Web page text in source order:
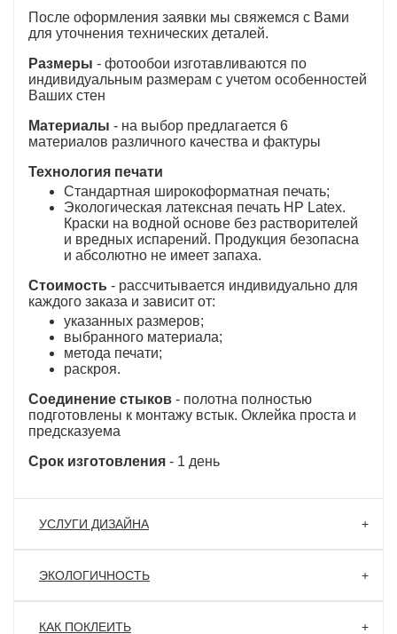
После оформления заявки мы свяжемся с Вами
для уточнения технических деталей.
Размеры - фотообои изготавливаются по
индивидуальным размерам с учетом особенностей
Ваших стен
Материалы - на выбор предлагается 6
материалов различного качества и фактуры
Технология печати
Стандартная широкоформатная печать;
Экологическая латексная печать HP Latex.
Краски на водной основе без растворителей
и вредных испарений. Продукция безопасна
и абсолютно не имеет запаха.
Стоимость - рассчитывается индивидуально для
каждого заказа и зависит от:
указанных размеров;
выбранного материала;
метода печати;
раскроя.
Соединение стыков - полотна полностью
подготовлены к монтажу встык. Оклейка проста и
предсказуема
Срок изготовления - 1 день
УСЛУГИ ДИЗАЙНА
любую Вашу идею
индивидуальные пожелания.
ЭКОЛОГИЧНОСТЬ
КАК ПОКЛЕИТЬ